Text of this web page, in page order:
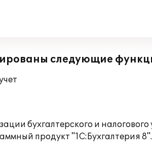
следующие
бухгалтерского и
продукт "1С:Бухгалтерия 8".